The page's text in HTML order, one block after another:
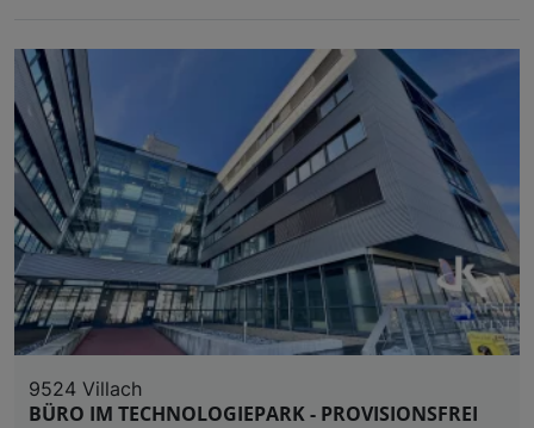
9524 Villach
BÜRO IM TECHNOLOGIEPARK - PROVISIONSFREI